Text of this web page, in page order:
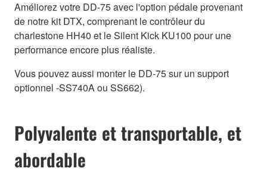
Améliorez votre DD-75 avec l'option pédale provenant
de notre kit DTX, comprenant le contrôleur du
charlestone HH40 et le Silent Kick KU100 pour une
performance encore plus réaliste.
Vous pouvez aussi monter le DD-75 sur un support
optionnel -SS740A ou SS662).
Polyvalente et transportable, et
abordable